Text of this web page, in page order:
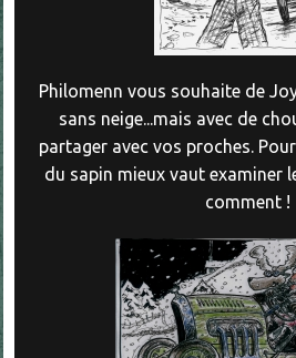
Philomenn vous souhaite de
sans neige...mais avec de
partager avec vos proches.
du sapin mieux vaut examiner
comment !